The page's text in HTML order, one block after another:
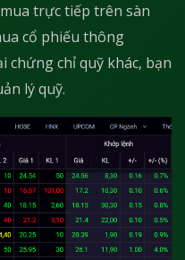
trực tiếp trên sàn
cổ phiếu thông
chỉ quỹ khác, bạn
lý quỹ.